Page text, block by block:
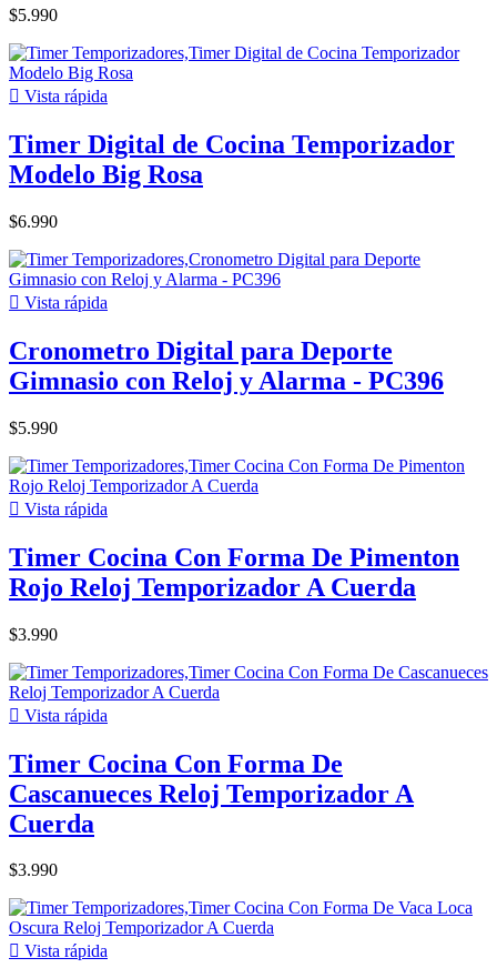
$5.990
 Vista rápida
Timer Digital de Cocina Temporizador
Modelo Big Rosa
$6.990
 Vista rápida
Cronometro Digital para Deporte
Gimnasio con Reloj y Alarma - PC396
$5.990
 Vista rápida
Timer Cocina Con Forma De Pimenton
Rojo Reloj Temporizador A Cuerda
$3.990
 Vista rápida
Timer Cocina Con Forma De
Cascanueces Reloj Temporizador A
Cuerda
$3.990
 Vista rápida